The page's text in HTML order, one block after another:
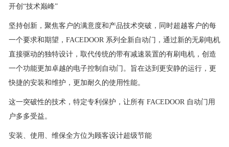
开创“技术巅峰”
坚持创新，聚焦客户的满意度和产品技术突破，同时超越客户的每
一个要求和期望，FACEDOOR 系列全新自动门，通过新的无刷电机
直接驱动的独特设计，取代传统的带有减速装置的有刷电机，创造
一个功能更加卓越的电子控制自动门。旨在达到更安静的运行，更
快捷的安装和维护，更加耐久的使用性能。
这一突破性的技术，特定专利保护，让所有 FACEDOOR 自动门用
户多多受益。
安装、使用、维保全方位为顾客设计超级节能